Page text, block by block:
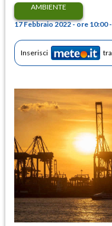
AMBIENTE
17 Febbraio 2022 - ore
Inserisci